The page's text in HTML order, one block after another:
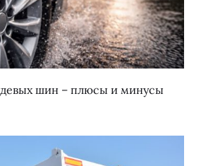
шин – плюсы и минусы